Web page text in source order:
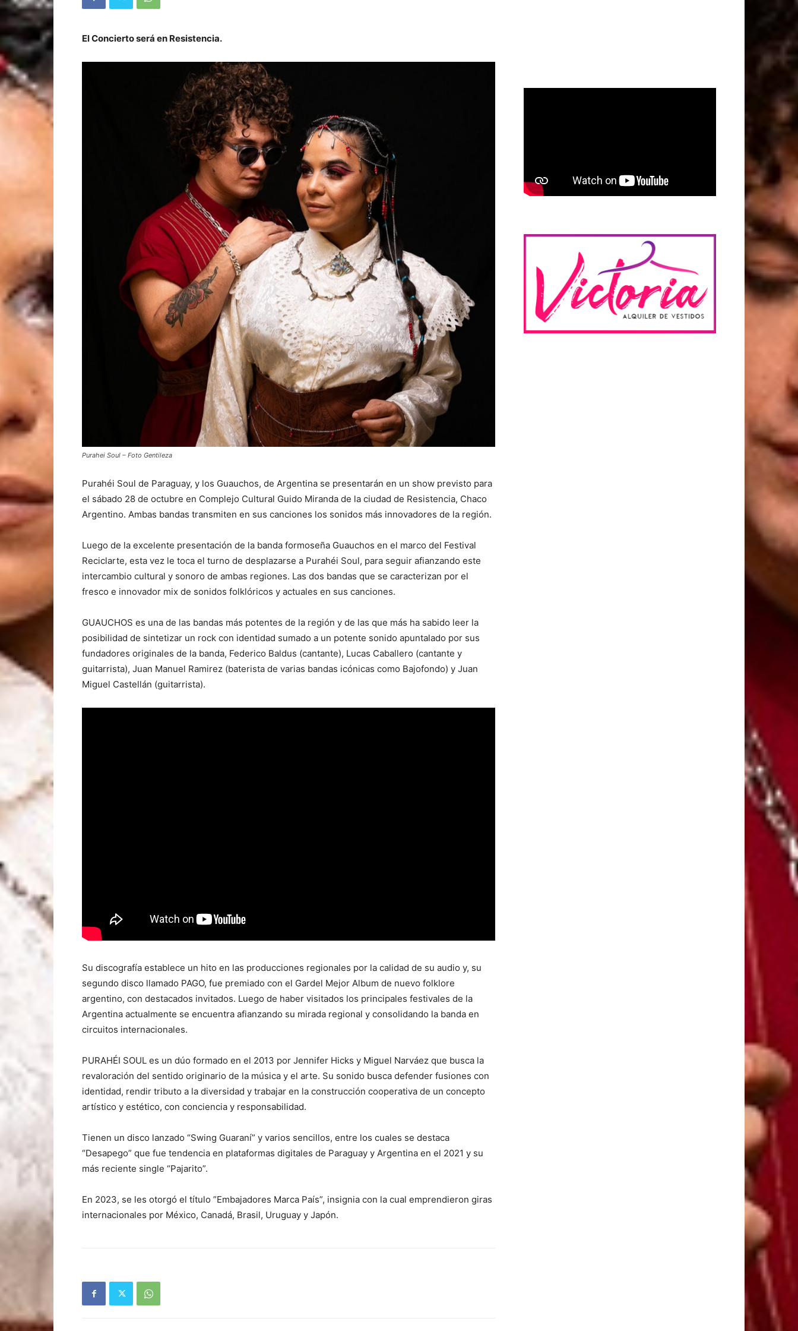
El Concierto será en Resistencia.
Purahei Soul – Foto Gentileza
Purahéi Soul de Paraguay, y los Guauchos, de Argentina se presentarán en un show previsto para
el sábado 28 de octubre en Complejo Cultural Guido Miranda de la ciudad de Resistencia, Chaco
Argentino. Ambas bandas transmiten en sus canciones los sonidos más innovadores de la región.
Luego de la excelente presentación de la banda formoseña Guauchos en el marco del Festival
Reciclarte, esta vez le toca el turno de desplazarse a Purahéi Soul, para seguir afianzando este
intercambio cultural y sonoro de ambas regiones. Las dos bandas que se caracterizan por el
fresco e innovador mix de sonidos folklóricos y actuales en sus canciones.
GUAUCHOS es una de las bandas más potentes de la región y de las que más ha sabido leer la
posibilidad de sintetizar un rock con identidad sumado a un potente sonido apuntalado por sus
fundadores originales de la banda, Federico Baldus (cantante), Lucas Caballero (cantante y
guitarrista), Juan Manuel Ramirez (baterista de varias bandas icónicas como Bajofondo) y Juan
Miguel Castellán (guitarrista).
Su discografía establece un hito en las producciones regionales por la calidad de su audio y, su
segundo disco llamado PAGO, fue premiado con el Gardel Mejor Album de nuevo folklore
argentino, con destacados invitados. Luego de haber visitados los principales festivales de la
Argentina actualmente se encuentra afianzando su mirada regional y consolidando la banda en
circuitos internacionales.
PURAHÉI SOUL es un dúo formado en el 2013 por Jennifer Hicks y Miguel Narváez que busca la
revaloración del sentido originario de la música y el arte. Su sonido busca defender fusiones con
identidad, rendir tributo a la diversidad y trabajar en la construcción cooperativa de un concepto
artístico y estético, con conciencia y responsabilidad.
Tienen un disco lanzado “Swing Guaraní” y varios sencillos, entre los cuales se destaca
“Desapego” que fue tendencia en plataformas digitales de Paraguay y Argentina en el 2021 y su
más reciente single “Pajarito”.
En 2023, se les otorgó el título ”Embajadores Marca País”, insignia con la cual emprendieron giras
internacionales por México, Canadá, Brasil, Uruguay y Japón.